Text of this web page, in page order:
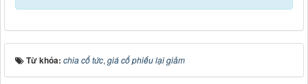
Từ khóa: chia cổ tức, giá cổ phiếu lại giảm